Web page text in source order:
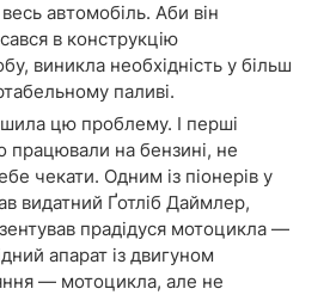
автомобіль. Аби він
в конструкцію
виникла необхідність у більш
паливі.
цю проблему. І перші
працювали на бензині, не
чекати. Одним із піонерів у
видатний Ґотліб Даймлер,
прадідуся мотоцикла —
апарат із двигуном
— мотоцикла, але не